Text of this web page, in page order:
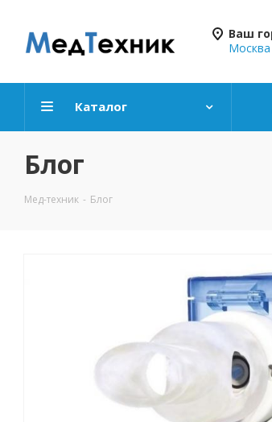
Ваш
Москва
Каталог
Блог
Мед-техник - Блог